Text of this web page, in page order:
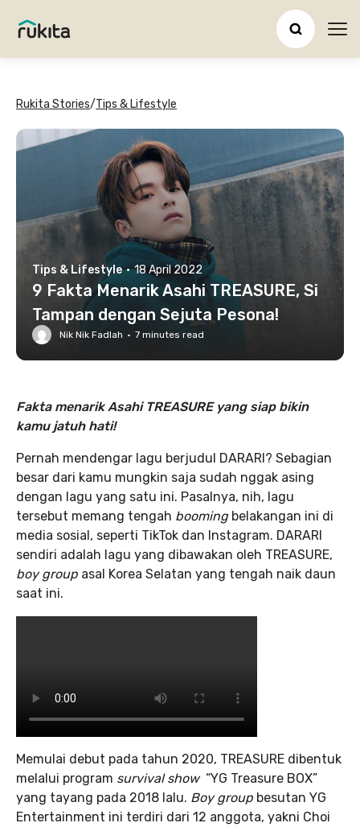
Rukita Stories/Tips & Lifestyle
Tips & Lifestyle · 18 April 2022
9 Fakta Menarik Asahi TREASURE, Si
Tampan dengan Sejuta Pesona!
Nik Nik Fadlah · 7 minutes read
Fakta menarik Asahi TREASURE yang siap bikin
kamu jatuh hati!
Pernah mendengar lagu berjudul DARARI? Sebagian
besar dari kamu mungkin saja sudah nggak asing
dengan lagu yang satu ini. Pasalnya, nih, lagu
tersebut memang tengah boomingbelakangan ini di
media sosial, seperti TikTok dan Instagram. DARARI
sendiri adalah lagu yang dibawakan oleh TREASURE,
boy group asal Korea Selatan yang tengah naik daun
saat ini.
Memulai debut pada tahun 2020, TREASURE dibentuk
melalui program survival show“YG Treasure BOX”
yang tayang pada 2018 lalu. Boy group besutan YG
Entertainment ini terdiri dari 12 anggota, yakni Choi